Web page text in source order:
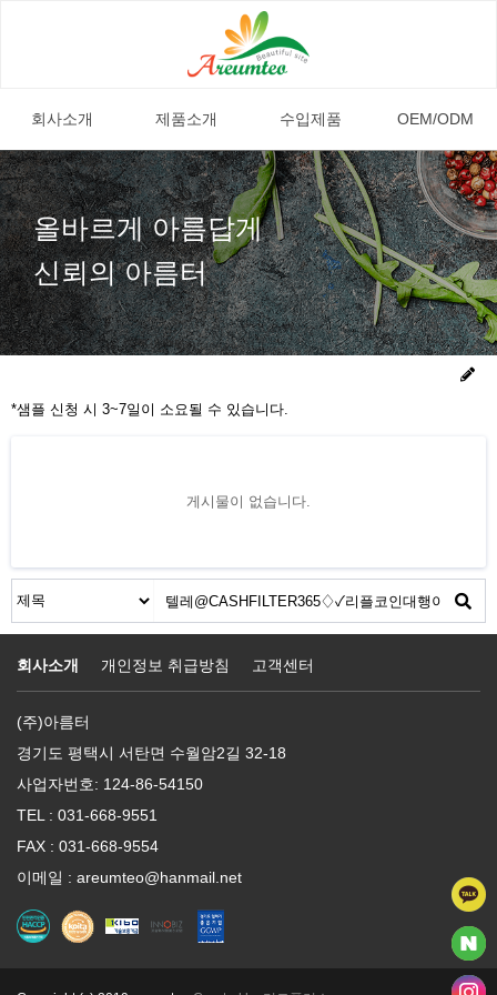
회사소개 제품소개 수입제품 OEM/ODM
올바르게 아름답게
신뢰의 아름터
*샘플 신청 시 3~7일이 소요될 수 있습니다.
게시물이 없습니다.
회사소개 개인정보 취급방침 고객센터
(주)아름터
경기도 평택시 서탄면 수월암2길 32-18
사업자번호: 124-86-54150
TEL : 031-668-9551
FAX : 031-668-9554
이메일 : areumteo@hanmail.net